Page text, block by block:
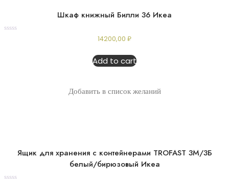
Шкаф книжный Билли 36 Икеа
14200,00 ₽
Add to cart
Добавить в список желаний
Ящик для хранения с контейнерами TROFAST 3М/3Б
белый/бирюзовый Икеа